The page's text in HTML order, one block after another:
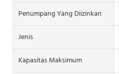
Penumpang Yang Diizinkan
Jenis
Kapasitas Maksimum